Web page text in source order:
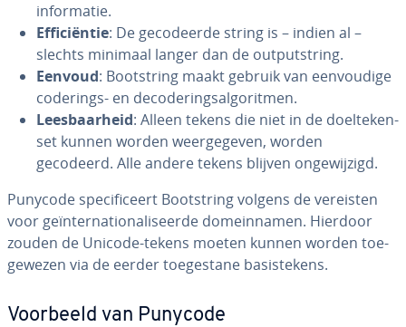
in­for­ma­tie.
Ef­fi­ci­ën­tie: De ge­co­deer­de string is – indien al –
slechts minimaal langer dan de out­putstring.
Eenvoud: Boot­string maakt gebruik van een­vou­di­ge
coderings- en de­co­de­ringsal­go­rit­men.
Lees­baar­heid: Alleen tekens die niet in de doel­te­ken­
set kunnen worden weer­ge­ge­ven, worden
gecodeerd. Alle andere tekens blijven on­ge­wij­zigd.
Punycode spe­ci­fi­ceert Boot­string volgens de vereisten
voor ge­ïn­ter­na­ti­o­na­li­seer­de do­mein­na­men. Hierdoor
zouden de Unicode-tekens moeten kunnen worden toe­
ge­we­zen via de eerder toe­ge­sta­ne ba­sis­te­kens.
Voorbeeld van Punycode